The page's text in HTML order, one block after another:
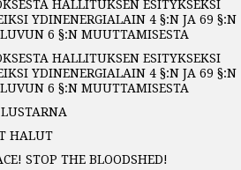
HALLITUKSEN ESITYKSEKSI
YDINENERGIALAIN 4 §:N JA 69 §:N
6 §:N MUUTTAMISESTA
HALLITUKSEN ESITYKSEKSI
YDINENERGIALAIN 4 §:N JA 69 §:N
6 §:N MUUTTAMISESTA
HALUT
STOP THE BLOODSHED!